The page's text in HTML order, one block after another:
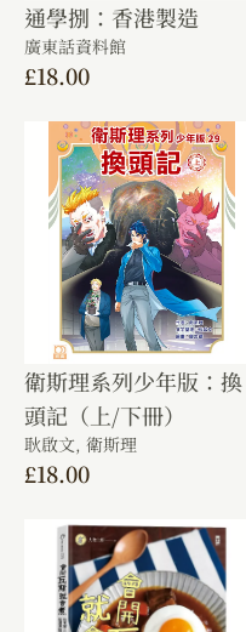
通學捌：香港製造
廣東話資料館
£18.00
衛斯理系列少年版：換
頭記（上/下冊）
耿啟文, 衛斯理
£18.00